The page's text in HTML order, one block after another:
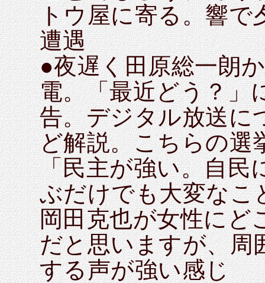
トウ屋に寄る。響で
遭遇
●夜遅く田原総一朗
電。「最近どう？」
告。デジタル放送に
ど解説。こちらの選
「民主が強い。自民
ぶだけでも大変なこ
岡田克也が女性にど
だと思いますが、周
する声が強い感じ